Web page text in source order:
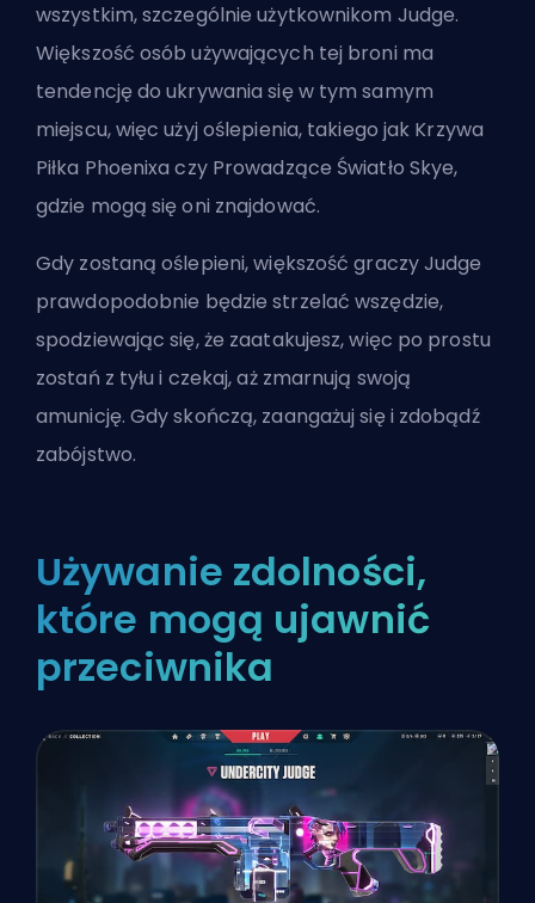
wszystkim, szczególnie użytkownikom Judge.
Większość osób używających tej broni ma
tendencję do ukrywania się w tym samym
miejscu, więc użyj oślepienia, takiego jak Krzywa
Piłka Phoenixa czy Prowadzące Światło Skye,
gdzie mogą się oni znajdować.
Gdy zostaną oślepieni, większość graczy Judge
prawdopodobnie będzie strzelać wszędzie,
spodziewając się, że zaatakujesz, więc po prostu
zostań z tyłu i czekaj, aż zmarnują swoją
amunicję. Gdy skończą, zaangażuj się i zdobądź
zabójstwo.
Używanie zdolności,
które mogą ujawnić
przeciwnika